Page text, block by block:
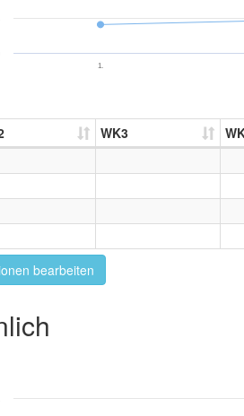
1.
WK3
bearbeiten